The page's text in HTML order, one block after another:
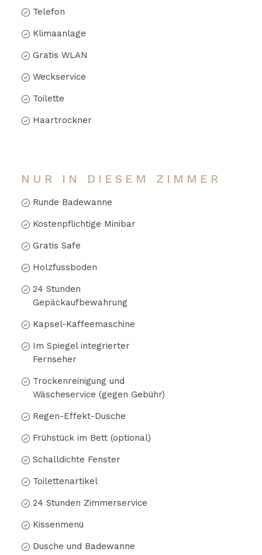
Telefon
Klimaanlage
Gratis WLAN
Weckservice
Toilette
Haartrockner
NUR IN DIESEM ZIMMER
Runde Badewanne
Kostenpflichtige Minibar
Gratis Safe
Holzfussboden
24 Stunden
Gepäckaufbewahrung
Kapsel-Kaffeemaschine
Im Spiegel integrierter
Fernseher
Trockenreinigung und
Wäscheservice (gegen Gebühr)
Regen-Effekt-Dusche
Frühstück im Bett (optional)
Schalldichte Fenster
Toilettenartikel
24 Stunden Zimmerservice
Kissenmenü
Dusche und Badewanne